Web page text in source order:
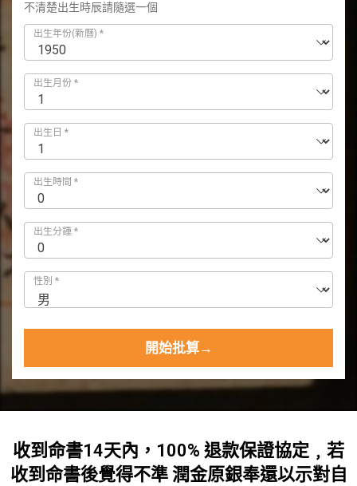
不清楚出生時辰請隨選一個
出生年份(新曆) *
出生月份 *
出生日 *
出生時間 *
出生分鍾 *
性別 *
開始批算→
收到命書14天內，100% 退款保證協定﹐若
收到命書後覺得不準 潤金原銀奉還以示對自